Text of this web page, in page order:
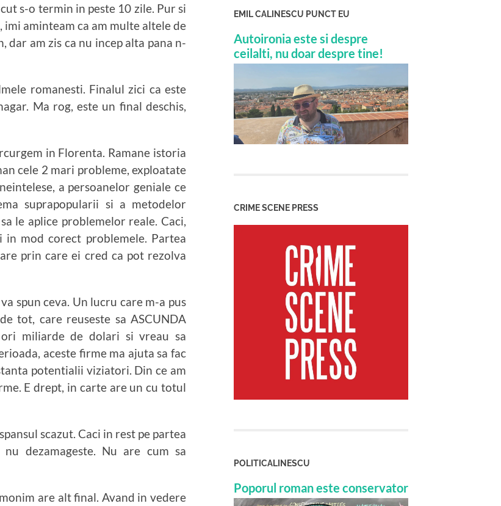
s-o termin in peste 10 zile. Pur si
imi aminteam ca am multe altele de
dar am zis ca nu incep alta pana n-
romanesti. Finalul zici ca este
Ma rog, este un final deschis,
in Florenta. Ramane istoria
cele 2 mari probleme, exploatate
a persoanelor geniale ce
suprapopularii si a metodelor
le aplice problemelor reale. Caci,
mod corect problemele. Partea
prin care ei cred ca pot rezolva
spun ceva. Un lucru care m-a pus
tot, care reuseste sa ASCUNDA
miliarde de dolari si vreau sa
aceste firme ma ajuta sa fac
potentialii viziatori. Din ce am
E drept, in carte are un cu totul
scazut. Caci in rest pe partea
dezamageste. Nu are cum sa
are alt final. Avand in vedere
EMIL CALINESCU PUNCT EU
Autoironia este si despre
ceilalti, nu doar despre tine!
CRIME SCENE PRESS
POLITICALINESCU
Poporul roman este conservator